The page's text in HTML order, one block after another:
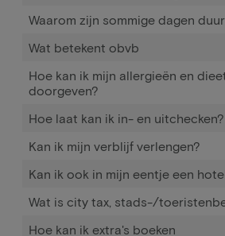
Waarom zijn sommige dagen
Wat betekent obvb
Hoe kan ik mijn allergieën en
doorgeven?
Hoe laat kan ik in- en uitchecken?
Kan ik mijn verblijf verlengen?
Kan ik ook in mijn eentje een
Wat is city tax, stads-/
Hoe kan ik extra's boeken